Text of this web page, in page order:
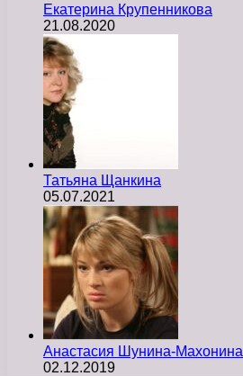
Екатерина Крупенникова
21.08.2020
Татьяна Щанкина
05.07.2021
Анастасия Шунина-Махонина
02.12.2019